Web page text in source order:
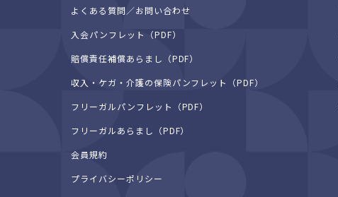
よくある質問／お問い合わせ
入会パンフレット（PDF）
賠償責任補償あらまし（PDF）
収入・ケガ・介護の保険パンフレット（PDF）
フリーガルパンフレット（PDF）
フリーガルあらまし（PDF）
会員規約
プライバシーポリシー